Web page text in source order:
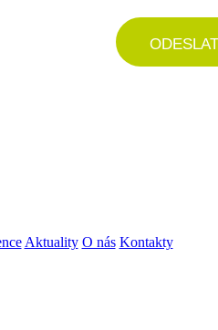
ODESLAT
Aktuality O nás Kontakty